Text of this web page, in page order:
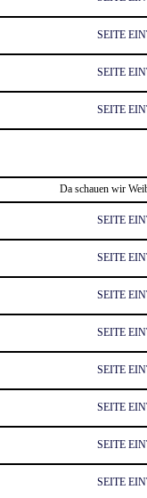
SEITE
SEITE
SEITE
Da schauen wir
SEITE
SEITE
SEITE
SEITE
SEITE
SEITE
SEITE
SEITE